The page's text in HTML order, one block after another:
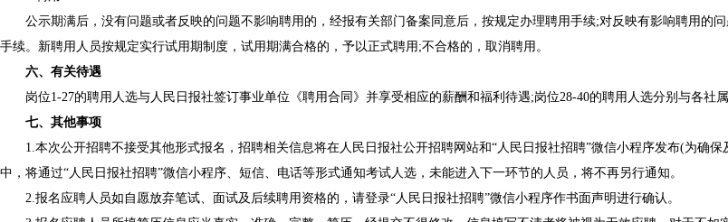
公示期满后，没有问题或者反映的问题不影响聘用的，经报有关部门备案同意后，按规定办理聘用手续;对反映有影响聘用的
手续。新聘用人员按规定实行试用期制度，试用期满合格的，予以正式聘用;不合格的，取消聘用。
六、有关待遇
岗位1-27的聘用人选与人民日报社签订事业单位《聘用合同》并享受相应的薪酬和福利待遇;岗位28-40的聘用人选分别与各社
七、其他事项
1.本次公开招聘不接受其他形式报名，招聘相关信息将在人民日报社公开招聘网站和“人民日报社招聘”微信小程序发布(为确
中，将通过“人民日报社招聘”微信小程序、短信、电话等形式通知考试人选，未能进入下一环节的人员，将不再另行通知。
2.报名应聘人员如自愿放弃笔试、面试及后续聘用资格的，请登录“人民日报社招聘”微信小程序作书面声明进行确认。